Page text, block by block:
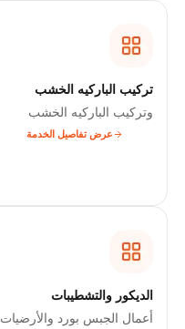
تركيب الباركيه الخشب
وتركيب الباركيه الخشب
عرض تفاصيل الخدمة
الديكور والتشطيبات
أعمال الجبس بورد والأرضيات